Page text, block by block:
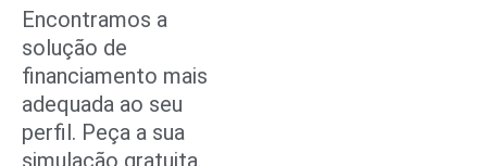
Encontramos a
solução de
financiamento mais
adequada ao seu
perfil. Peça a sua
simulação gratuita.